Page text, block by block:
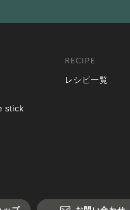
stick
RECIPE
レシピ一覧